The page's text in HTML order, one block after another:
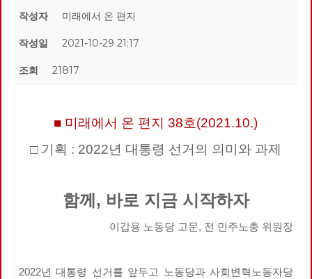
작성자 미래에서 온 편지
작성일 2021-10-29 21:17
조회 21817
■ 미래에서 온 편지 38호(2021.10.)
□ 기획 : 2022년 대통령 선거의 의미와 과제
함께, 바로 지금 시작하자
이갑용 노동당 고문, 전 민주노총 위원장
2022년 대통령 선거를 앞두고 노동당과 사회변혁노동자당